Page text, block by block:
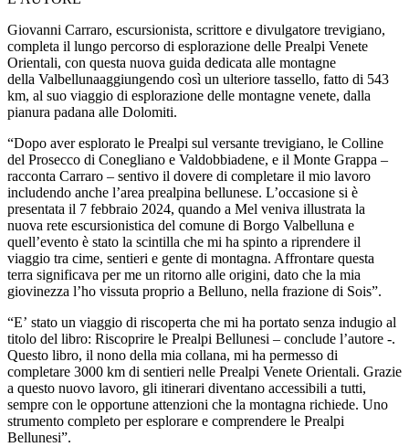
Giovanni Carraro, escursionista, scrittore e divulgatore trevigiano,
completa il lungo percorso di esplorazione delle Prealpi Venete
Orientali, con questa nuova guida dedicata alle montagne
della Valbellunaaggiungendo così un ulteriore tassello, fatto di 543
km, al suo viaggio di esplorazione delle montagne venete, dalla
pianura padana alle Dolomiti.
“Dopo aver esplorato le Prealpi sul versante trevigiano, le Colline
del Prosecco di Conegliano e Valdobbiadene, e il Monte Grappa –
racconta Carraro – sentivo il dovere di completare il mio lavoro
includendo anche l’area prealpina bellunese. L’occasione si è
presentata il 7 febbraio 2024, quando a Mel veniva illustrata la
nuova rete escursionistica del comune di Borgo Valbelluna e
quell’evento è stato la scintilla che mi ha spinto a riprendere il
viaggio tra cime, sentieri e gente di montagna. Affrontare questa
terra significava per me un ritorno alle origini, dato che la mia
giovinezza l’ho vissuta proprio a Belluno, nella frazione di Sois”.
“E’ stato un viaggio di riscoperta che mi ha portato senza indugio al
titolo del libro: Riscoprire le Prealpi Bellunesi – conclude l’autore -.
Questo libro, il nono della mia collana, mi ha permesso di
completare 3000 km di sentieri nelle Prealpi Venete Orientali. Grazie
a questo nuovo lavoro, gli itinerari diventano accessibili a tutti,
sempre con le opportune attenzioni che la montagna richiede. Uno
strumento completo per esplorare e comprendere le Prealpi
Bellunesi”.